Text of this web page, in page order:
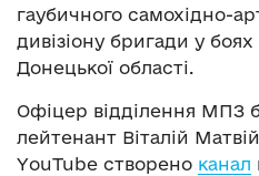
гаубичного самохідно-
дивізіону бригади у боях
Донецької області.
Офіцер відділення МПЗ
лейтенант Віталій
YouTube створено канал